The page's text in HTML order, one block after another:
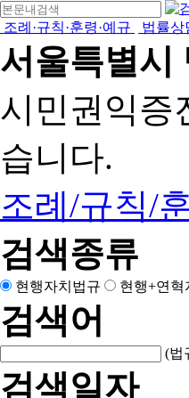
조례·규칙·훈령·예규 법률상
서울특별시
시민권익증
습니다.
조례/규칙/
검색종류
현행자치법규 현행+연혁
검색어
(법
검색일자